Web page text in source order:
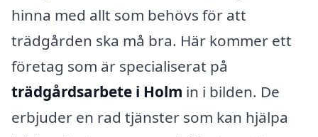
hinna med allt som behövs för att
trädgården ska må bra. Här kommer ett
företag som är specialiserat på
trädgårdsarbete i Holm in i bilden. De
erbjuder en rad tjänster som kan hjälpa